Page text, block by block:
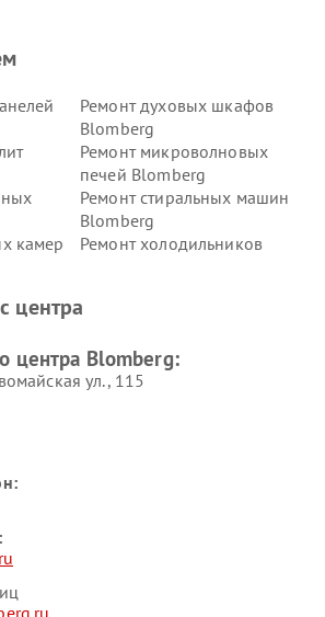
Ремонт духовых шкафов
Blomberg
Ремонт микроволновых
печей Blomberg
Ремонт стиральных машин
Blomberg
камер
Ремонт холодильников
центра
центра Blomberg:
ул., 115